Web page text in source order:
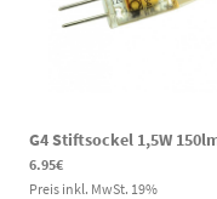
6.95€
Preis inkl. MwSt. 19%